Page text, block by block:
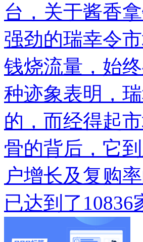
台，关于酱香
强劲的瑞幸令
钱烧流量，始
种迹象表明，
的，而经得起
骨的背后，它
户增长及复购
已达到了